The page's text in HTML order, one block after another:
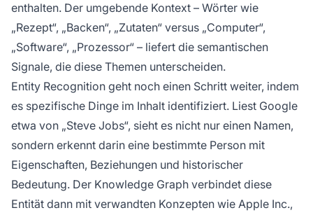
enthalten. Der umgebende Kontext – Wörter wie
„Rezept“, „Backen“, „Zutaten“ versus „Computer“,
„Software“, „Prozessor“ – liefert die semantischen
Signale, die diese Themen unterscheiden.
Entity Recognition geht noch einen Schritt weiter, indem
es spezifische Dinge im Inhalt identifiziert. Liest Google
etwa von „Steve Jobs“, sieht es nicht nur einen Namen,
sondern erkennt darin eine bestimmte Person mit
Eigenschaften, Beziehungen und historischer
Bedeutung. Der Knowledge Graph verbindet diese
Entität dann mit verwandten Konzepten wie Apple Inc.,